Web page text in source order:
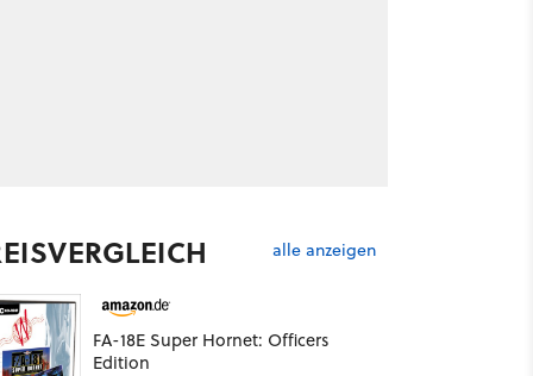
alle anzeigen
FA-18E Super Hornet: Officers
Edition